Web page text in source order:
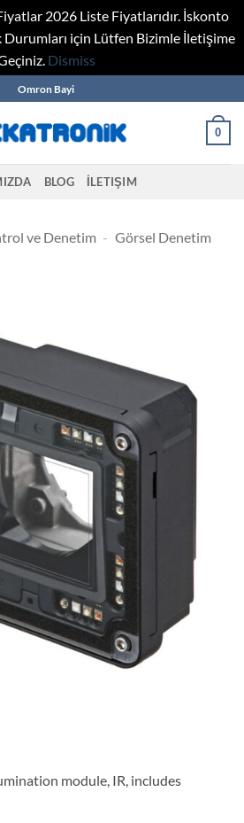
2026 Liste Fiyatlarıdır. İskonto
Durumları için Lütfen Bizimle İletişime
Dismiss
Omron Bayi
0
BLOG İLETIŞIM
ve Denetim - Görsel Denetim
module, IR, includes